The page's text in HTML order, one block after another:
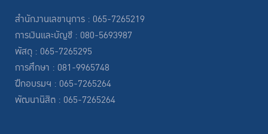
สำนักงานเลขานุการ : 065-7265219
การเงินและบัญชี : 080-5693987
พัสดุ : 065-7265295
การศึกษา : 081-9965748
ฝึกอบรมฯ : 065-7265264
พัฒนานิสิต : 065-7265264